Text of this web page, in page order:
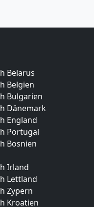
Belarus
Belgien
Bulgarien
Dänemark
England
Portugal
Bosnien
Irland
Lettland
Zypern
Kroatien